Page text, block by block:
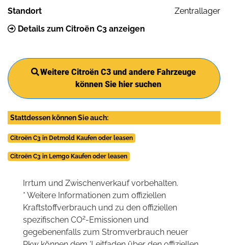
Standort
Zentrallager
Details zum Citroën C3 anzeigen
Weitere Citroën C3 und andere Fahrzeuge
können Sie hier suchen
Stattdessen können Sie auch:
Citroën C3 in Detmold Kaufen oder leasen
Citroën C3 in Lemgo Kaufen oder leasen
Irrtum und Zwischenverkauf vorbehalten.
* Weitere Informationen zum offiziellen
Kraftstoffverbrauch und zu den offiziellen
spezifischen CO2-Emissionen und
gegebenenfalls zum Stromverbrauch neuer